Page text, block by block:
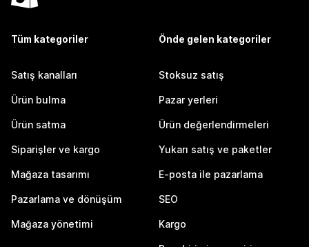
Tüm kategoriler
Satış kanalları
Ürün bulma
Ürün satma
Siparişler ve kargo
Mağaza tasarımı
Pazarlama ve dönüşüm
Mağaza yönetimi
Önde gelen kategoriler
Stoksuz satış
Pazar yerleri
Ürün değerlendirmeleri
Yukarı satış ve paketler
E-posta ile pazarlama
SEO
Kargo